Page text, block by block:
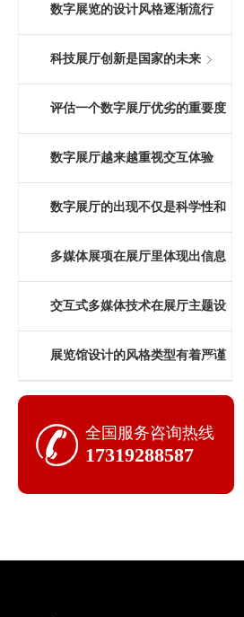
格
数字展览的设计风格逐渐流行
科技展厅创新是国家的未来
评估一个数字展厅优劣的重要度
量衡
数字展厅越来越重视交互体验
数字展厅的出现不仅是科学性和
前瞻性，还因为交互形式
多媒体展项在展厅里体现出信息
化、智能化、重交互三大特点
交互式多媒体技术在展厅主题设
计中的意义
展览馆设计的风格类型有着严谨
全国服务咨询热线
17319288587